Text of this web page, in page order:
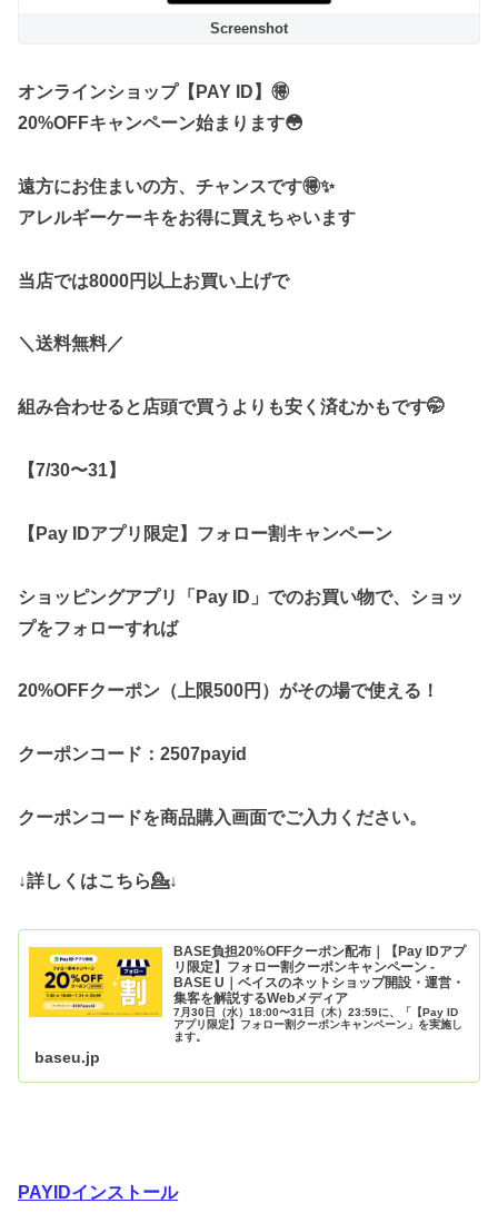
Screenshot
オンラインショップ【PAY ID】🉐
20%OFFキャンペーン始まります😳
遠方にお住まいの方、チャンスです🉐✨
アレルギーケーキをお得に買えちゃいます
当店では8000円以上お買い上げで
＼送料無料／
組み合わせると店頭で買うよりも安く済むかもです🤭
【7/30〜31】
【Pay IDアプリ限定】フォロー割キャンペーン
ショッピングアプリ「Pay ID」でのお買い物で、ショッ
プをフォローすれば
20%OFFクーポン（上限500円）がその場で使える！
クーポンコード：2507payid
クーポンコードを商品購入画面でご入力ください。
↓詳しくはこちら💁↓
BASE負担20%OFFクーポン配布｜【Pay IDアプ
リ限定】フォロー割クーポンキャンペーン -
BASE U｜ベイスのネットショップ開設・運営・
集客を解説するWebメディア
7月30日（水）18:00〜31日（木）23:59に、「【Pay ID
アプリ限定】フォロー割クーポンキャンペーン」を実施し
ます。
baseu.jp
PAYIDインストール